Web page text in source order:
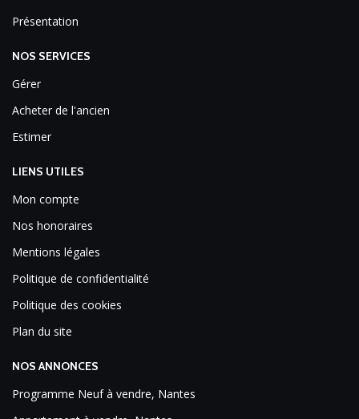
Présentation
NOS SERVICES
Gérer
Acheter de l'ancien
Estimer
LIENS UTILES
Mon compte
Nos honoraires
Mentions légales
Politique de confidentialité
Politique des cookies
Plan du site
NOS ANNONCES
Programme Neuf à vendre, Nantes